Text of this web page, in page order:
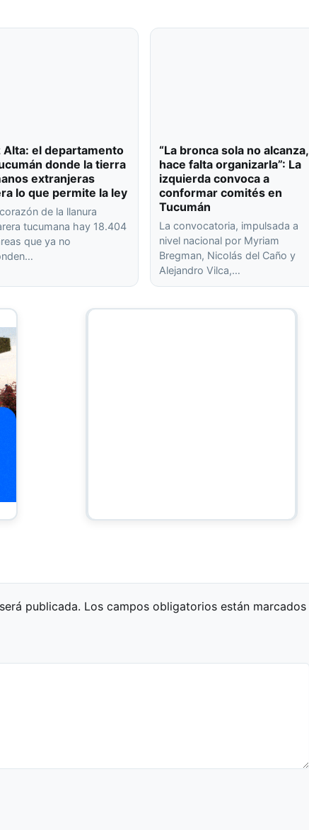
Alta: el departamento
donde la tierra
extranjeras
lo que permite la ley
de la llanura
tucumana hay 18.404
que ya no
“La bronca sola no alcanza,
hace falta organizarla”: La
izquierda convoca a
conformar comités en
Tucumán
La convocatoria, impulsada a
nivel nacional por Myriam
Bregman, Nicolás del Caño y
Alejandro Vilca,…
publicada. Los campos obligatorios están marcados